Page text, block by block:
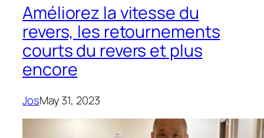
Améliorez la vitesse du
revers, les retournements
courts du revers et plus
encore
JosMay 31, 2023